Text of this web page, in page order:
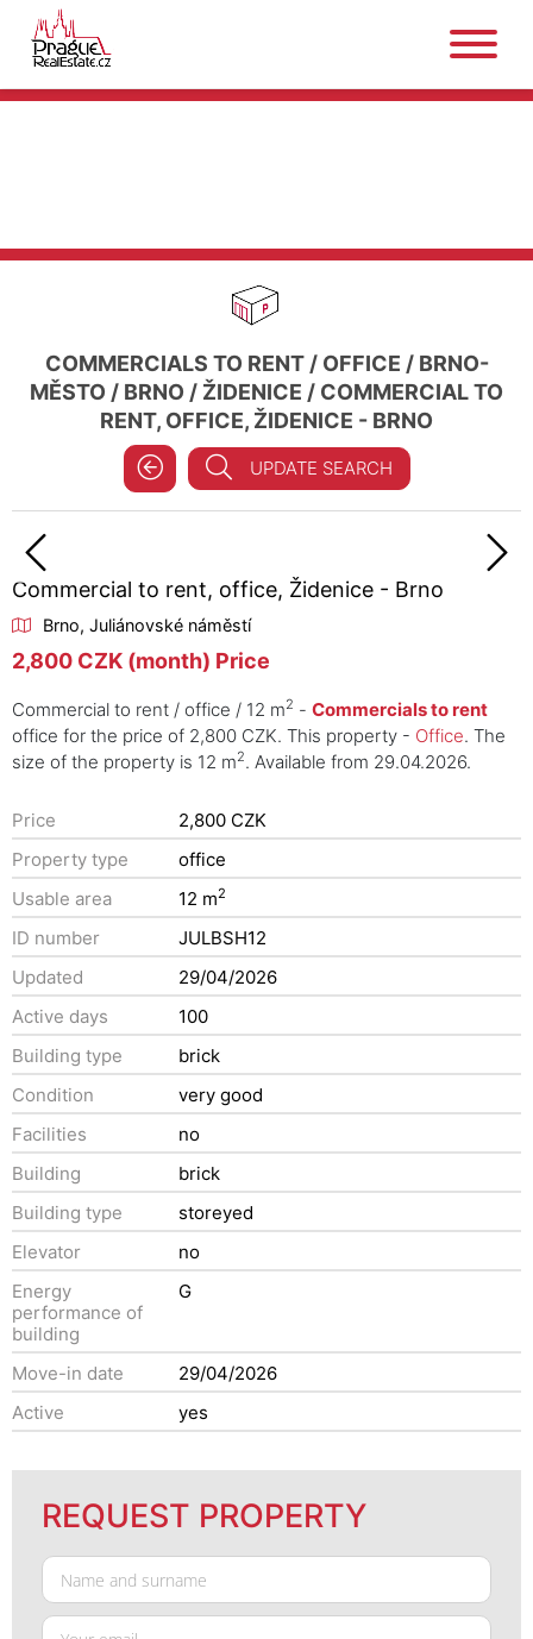
COMMERCIALS TO RENT/ OFFICE / BRNO-
MĚSTO / BRNO / ŽIDENICE / COMMERCIAL TO
RENT, OFFICE, ŽIDENICE - BRNO
UPDATE SEARCH
Commercial to rent, office, Židenice - Brno
Brno, Juliánovské náměstí
2,800 CZK (month) Price
Commercial to rent / office / 12 m2 - Commercials to rent
office for the price of 2,800 CZK. This property - Office. The
size of the property is 12 m2. Available from 29.04.2026.
Price
2,800 CZK
Property type
office
Usable area
12 m2
ID number
JULBSH12
Updated
29/04/2026
Active days
100
Building type
brick
Condition
very good
Facilities
no
Building
brick
Building type
storeyed
Elevator
no
Energy
performance of
building
G
Move-in date
29/04/2026
Active
yes
REQUEST PROPERTY